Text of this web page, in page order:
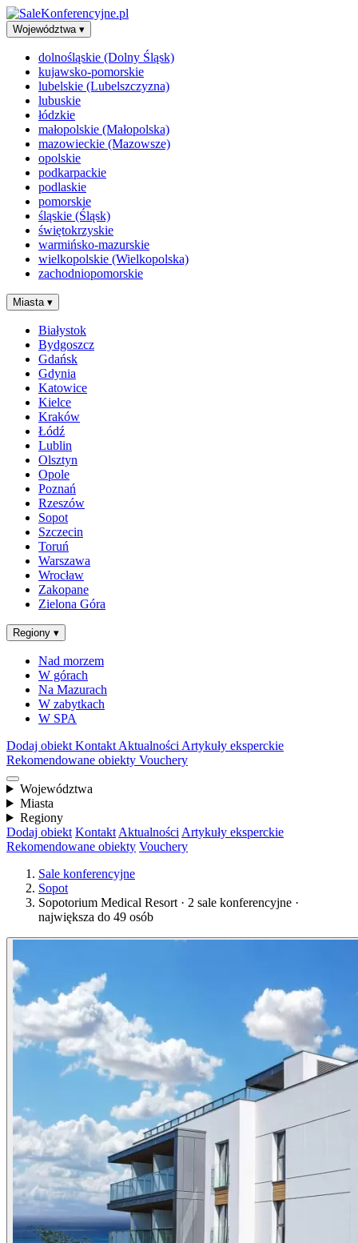
Województwa ▾
dolnośląskie (Dolny Śląsk)
kujawsko-pomorskie
lubelskie (Lubelszczyzna)
lubuskie
łódzkie
małopolskie (Małopolska)
mazowieckie (Mazowsze)
opolskie
podkarpackie
podlaskie
pomorskie
śląskie (Śląsk)
świętokrzyskie
warmińsko-mazurskie
wielkopolskie (Wielkopolska)
zachodniopomorskie
Miasta ▾
Białystok
Bydgoszcz
Gdańsk
Gdynia
Katowice
Kielce
Kraków
Łódź
Lublin
Olsztyn
Opole
Poznań
Rzeszów
Sopot
Szczecin
Toruń
Warszawa
Wrocław
Zakopane
Zielona Góra
Regiony ▾
Nad morzem
W górach
Na Mazurach
W zabytkach
W SPA
Dodaj obiekt Kontakt Aktualności Artykuły eksperckie
Rekomendowane obiekty Vouchery
Województwa
Miasta
Regiony
Dodaj obiekt Kontakt Aktualności Artykuły eksperckie
Rekomendowane obiekty Vouchery
Sale konferencyjne
Sopot
Sopotorium Medical Resort · 2 sale konferencyjne ·
największa do 49 osób